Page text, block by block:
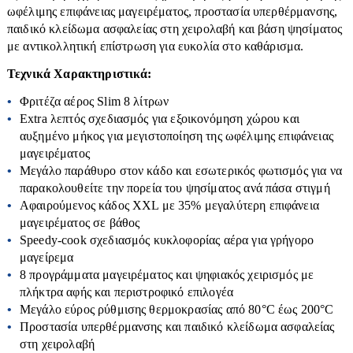
Σποτ
Ταινίες Led
Τοίχου
Καρέκλες
Κομοδίνα
Μαξιλάρια-Καλύμματα-Παπλώματα
Ντουλάπες-Ραφιέρες
Παπουτσοθήκες
Πολυθρόνες
Σκαμπό
Στρώματα
Συρταριέρες
Τουαλέτες-κονσόλες
Τραπεζάκια Σαλονιού
Τραπεζαριες
Κιόσκια
Κούνιες
Ντουλάπες
Ξαπλώστρες
Ομπρέλες
Παγκάκια
Τραπέζια
Κρεβάτια-Στρώματα
Στρώματα
Δεξαμενές
Βαρέλια
Μπιτόνια
Βυτία
Αντλίες
Διάφορα εξαρτήματα
Βενζιναντλίες
Βυθιζόμενες
Επιφάνειας
ωφέλιμης επιφάνειας μαγειρέματος, προστασία υπερθέρμανσης,
παιδικό κλείδωμα ασφαλείας στη χειρολαβή και βάση ψησίματος
με αντικολλητική επίστρωση για ευκολία στο καθάρισμα.
Τεχνικά Χαρακτηριστικά:
Φριτέζα αέρος Slim 8 λίτρων
Extra λεπτός σχεδιασμός για εξοικονόμηση χώρου και
αυξημένο μήκος για μεγιστοποίηση της ωφέλιμης επιφάνειας
μαγειρέματος
Μεγάλο παράθυρο στον κάδο και εσωτερικός φωτισμός για να
παρακολουθείτε την πορεία του ψησίματος ανά πάσα στιγμή
Αφαιρούμενος κάδος XXL με 35% μεγαλύτερη επιφάνεια
μαγειρέματος σε βάθος
Speedy-cook σχεδιασμός κυκλοφορίας αέρα για γρήγορο
μαγείρεμα
8 προγράμματα μαγειρέματος και ψηφιακός χειρισμός με
πλήκτρα αφής και περιστροφικό επιλογέα
Μεγάλο εύρος ρύθμισης θερμοκρασίας από 80°C έως 200°C
Προστασία υπερθέρμανσης και παιδικό κλείδωμα ασφαλείας
στη χειρολαβή